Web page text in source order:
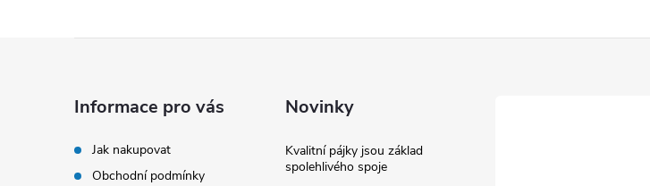
Informace pro vás
Jak nakupovat
Obchodní podmínky
Novinky
Kvalitní pájky jsou základ
spolehlivého spoje